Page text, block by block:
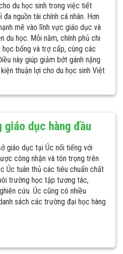
du học sinh trong việc tiết
nguồn tài chính cá nhân. Hơn
mẽ vào lĩnh vực giáo dục và
du học. Mỗi năm, chính phủ chi
bổng và trợ cấp, cùng các
này giúp giảm bớt gánh nặng
thuận lợi cho du học sinh Việt
giáo dục hàng đầu
giáo dục tại Úc nổi tiếng với
công nhận và tôn trọng trên
Úc tuân thủ các tiêu chuẩn chất
trường học tập tương tác,
cứu. Úc cũng có nhiều
sách các trường đại học hàng